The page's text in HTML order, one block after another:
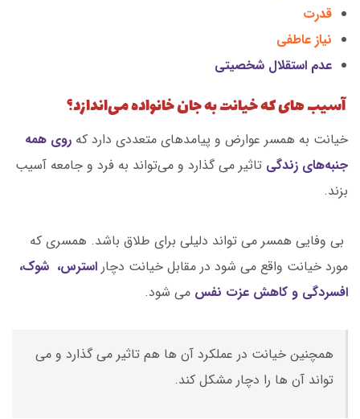
قدرت
نیاز عاطفی
عدم استقلال شخصیتی
آسیب های که خیانت به جان خانواده می‌اندازد؟
خیانت به همسر عوارض و پیامدهای متعددی دارد که روی همه
جنبه‌های زندگی تاثیر می گذارد و می‌تواند به فرد و جامعه آسیب
بزند.
بی وفایی همسر می تواند دلیلی برای طلاق باشد. همسری که
مورد خیانت واقع می شود در مقابل خیانت دچار استرس، شوک،
افسردگی و کاهش عزت نفس می شود.
همچنین خیانت در عملکرد آن ها هم تاثیر می گذارد و می
تواند آن ها را دچار مشکل کند.